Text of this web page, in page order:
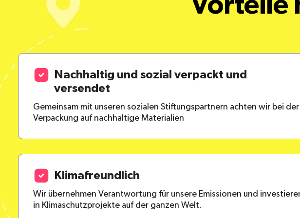
Vorteile
Nachhaltig und sozial verpackt und
versendet
Gemeinsam mit unseren sozialen Stiftungspartnern achten wir bei der
Verpackung auf nachhaltige Materialien
Klimafreundlich
Wir übernehmen Verantwortung für unsere Emissionen und
in Klimaschutzprojekte auf der ganzen Welt.